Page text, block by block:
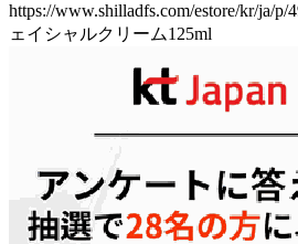
https://www.shilladfs.com/estore/kr/ja/
ェイシャルクリーム125ml